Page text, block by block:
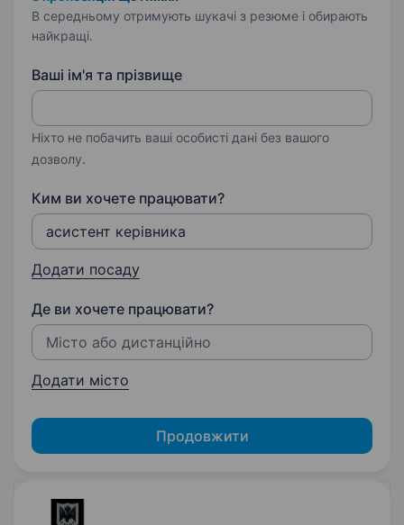
В середньому отримують шукачі з резюме і обирають
найкращі.
Ваші ім'я та прізвище
Ніхто не побачить ваші особисті дані без вашого
дозволу.
Ким ви хочете працювати?
Додати посаду
Де ви хочете працювати?
Додати місто
Продовжити